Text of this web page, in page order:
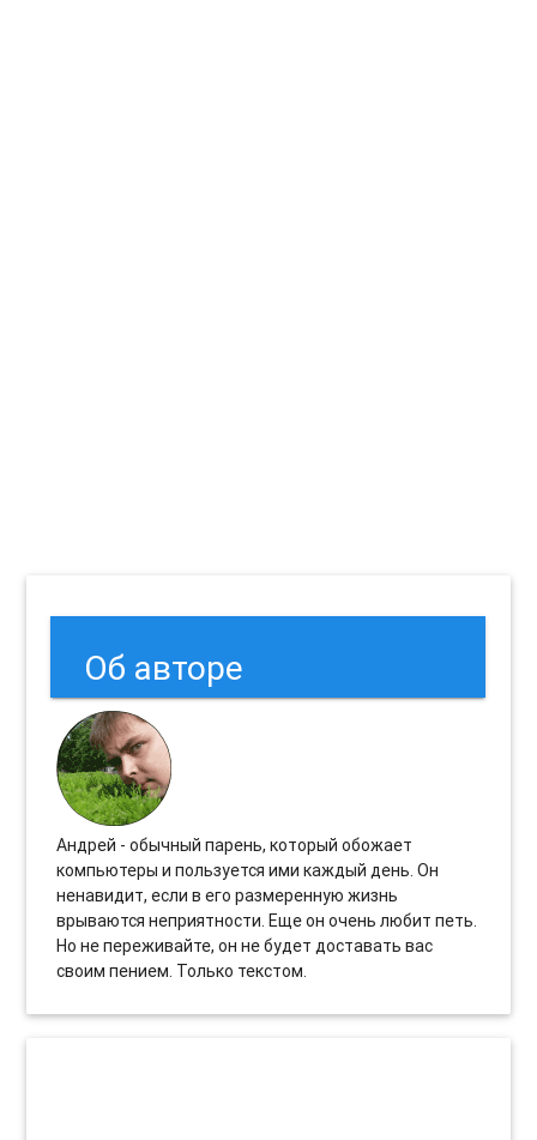
Об авторе
Андрей - обычный парень, который обожает
компьютеры и пользуется ими каждый день. Он
ненавидит, если в его размеренную жизнь
врываются неприятности. Еще он очень любит петь.
Но не переживайте, он не будет доставать вас
своим пением. Только текстом.